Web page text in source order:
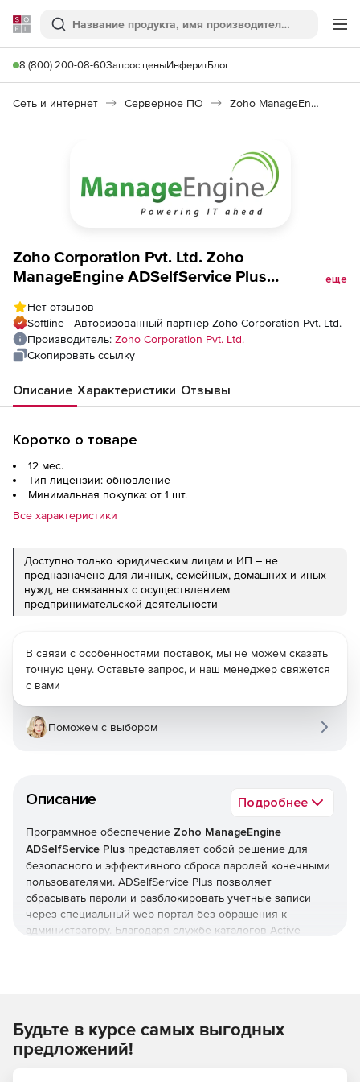
Softline
Поиск
8 (800) 200-08-60Запрос ценыИнферитБлог
Сеть и интернет Серверное ПО Zoho ManageEngine ADSelfService Plus
Zoho Corporation Pvt. Ltd. Zoho
ManageEngine ADSelfService Plus
Annual Maintenance and Support), fee for
3000 Domain Users
еще
Нет отзывов
Softline - Авторизованный партнер Zoho Corporation Pvt. Ltd.
Производитель: Zoho Corporation Pvt. Ltd.
Скопировать ссылку
Описание Характеристики Отзывы
Коротко о товаре
12 мес.
Тип лицензии: обновление
Минимальная покупка: от 1 шт.
Все характеристики
Доступно только юридическим лицам и ИП – не
предназначено для личных, семейных, домашних и иных
нужд, не связанных с осуществлением
предпринимательской деятельности
Описание Подробнее
Программное обеспечение Zoho ManageEngine
ADSelfService Plus представляет собой решение для
безопасного и эффективного сброса паролей конечными
пользователями. ADSelfService Plus позволяет
сбрасывать пароли и разблокировать учетные записи
через специальный web-портал без обращения к
администратору. Благодаря службе каталогов Active
Plus позволяет отслеживать время действия паролей и
отправлять пользователям по электронной почте
уведомления о дате обязательной смены пароля.
В связи с особенностями поставок, мы не можем сказать
точную цену. Оставьте запрос, и наш менеджер свяжется
с вами
Поможем с выбором
Будьте в курсе самых выгодных
предложений!